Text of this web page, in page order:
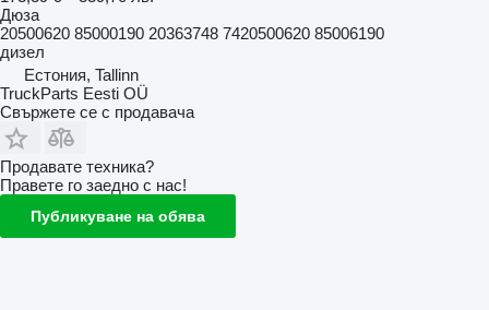
Дюза
20500620 85000190 20363748 7420500620 85006190
дизел
Естония, Tallinn
TruckParts Eesti OÜ
Свържете се с продавача
Продавате техника?
Правете го заедно с нас!
Публикуване на обява